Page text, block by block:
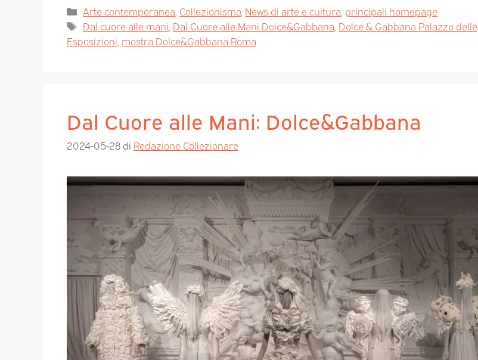
Arte contemporanea Collezionismo, News di arte e cultura principali homepage
Dal cuore alle mani Dal Cuore alle Mani Dolce&Gabbana Dolce & Gabbana Palazzo delle
Esposizioni mostra Dolce&Gabbana Roma
Dal Cuore alle Mani: Dolce&Gabbana
2024-05-28 di Redazione Collezionare